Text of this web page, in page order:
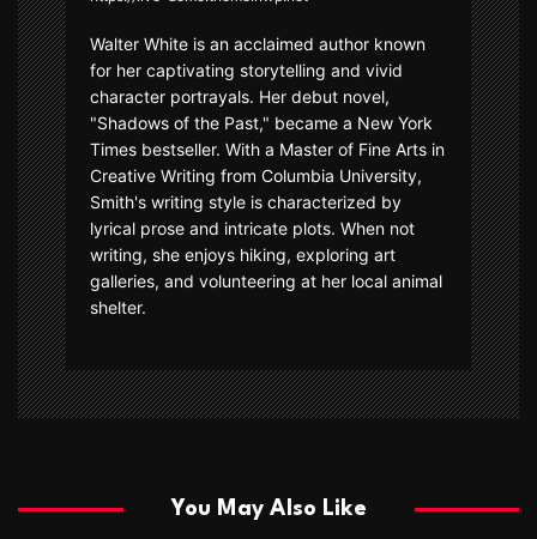
Walter White is an acclaimed author known
for her captivating storytelling and vivid
character portrayals. Her debut novel,
"Shadows of the Past," became a New York
Times bestseller. With a Master of Fine Arts in
Creative Writing from Columbia University,
Smith's writing style is characterized by
lyrical prose and intricate plots. When not
writing, she enjoys hiking, exploring art
galleries, and volunteering at her local animal
shelter.
You May Also Like